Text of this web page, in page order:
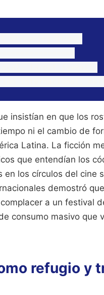
insistían en que los
ni el cambio de
Latina. La ficción
que entendían los
en los círculos del cine
demostró
a un festival
consumo masivo que
refugio y